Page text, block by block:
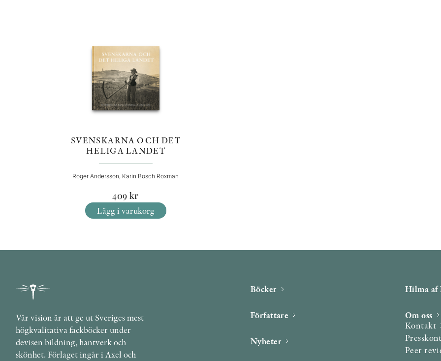
SVENSKARNA OCH DET
HELIGA LANDET
Roger Andersson, Karin Bosch Roxman
409 kr
Lägg i varukorg
Vår vision är att ge ut Sveriges mest
högkvalitativa fackböcker under
devisen bildning, hantverk och
skönhet. Förlaget ingår i Axel och
Böcker
Författare
Nyheter
Hilma
Om oss
Kontakt
Peer